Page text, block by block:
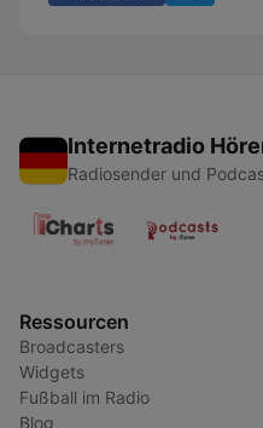
Internetradio
Radiosender und
Ressourcen
Broadcasters
Widgets
Fußball im Radio
Blog